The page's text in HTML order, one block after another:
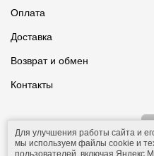
Оплата
Доставка
Возврат и обмен
Контакты
Для улучшения работы сайта и
мы используем файлы cookie и
пользователей, включая Яндекс